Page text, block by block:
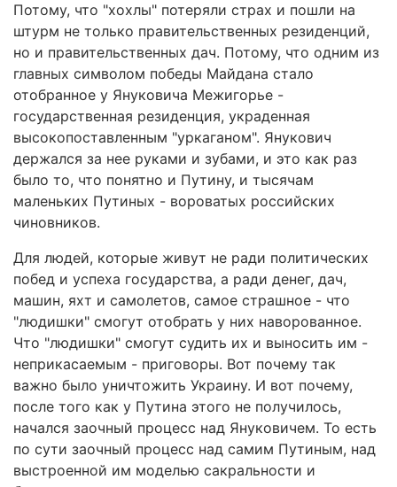
Потому, что "хохлы" потеряли страх и пошли на
штурм не только правительственных резиденций,
но и правительственных дач. Потому, что одним из
главных символом победы Майдана стало
отобранное у Януковича Межигорье -
государственная резиденция, украденная
высокопоставленным "уркаганом". Янукович
держался за нее руками и зубами, и это как раз
было то, что понятно и Путину, и тысячам
маленьких Путиных - вороватых российских
чиновников.
Для людей, которые живут не ради политических
побед и успеха государства, а ради денег, дач,
машин, яхт и самолетов, самое страшное - что
"людишки" смогут отобрать у них наворованное.
Что "людишки" смогут судить их и выносить им -
неприкасаемым - приговоры. Вот почему так
важно было уничтожить Украину. И вот почему,
после того как у Путина этого не получилось,
начался заочный процесс над Януковичем. То есть
по сути заочный процесс над самим Путиным, над
выстроенной им моделью сакральности и